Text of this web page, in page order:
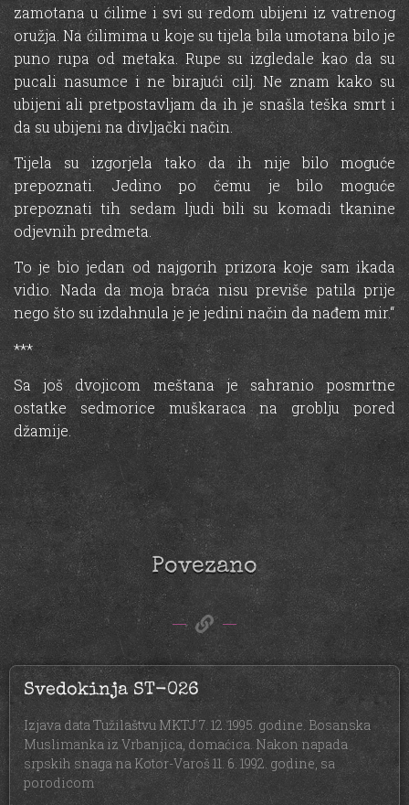
zamotana u ćilime i svi su redom ubijeni iz vatrenog
oružja. Na ćilimima u koje su tijela bila umotana bilo je
puno rupa od metaka. Rupe su izgledale kao da su
pucali nasumce i ne birajući cilj. Ne znam kako su
ubijeni ali pretpostavljam da ih je snašla teška smrt i
da su ubijeni na divljački način.
Tijela su izgorjela tako da ih nije bilo moguće
prepoznati. Jedino po čemu je bilo moguće
prepoznati tih sedam ljudi bili su komadi tkanine
odjevnih predmeta.
To je bio jedan od najgorih prizora koje sam ikada
vidio. Nada da moja braća nisu previše patila prije
nego što su izdahnula je je jedini način da nađem mir.“
***
Sa još dvojicom meštana je sahranio posmrtne
ostatke sedmorice muškaraca na groblju pored
džamije.
Povezano
Svedokinja ST-026
Izjava data Tužilaštvu MKTJ 7. 12. 1995. godine. Bosanska
Muslimanka iz Vrbanjica, domaćica. Nakon napada
srpskih snaga na Kotor-Varoš 11. 6. 1992. godine, sa
porodicom